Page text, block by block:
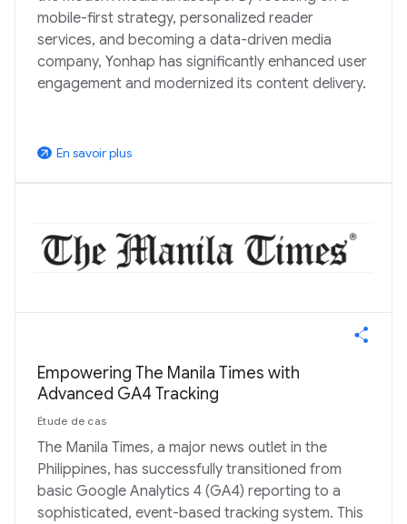
mobile-first strategy, personalized reader
services, and becoming a data-driven media
company, Yonhap has significantly enhanced user
engagement and modernized its content delivery.
arrow_outward En savoir plus
Empowering The Manila Times with
Advanced GA4 Tracking
Étude de cas
The Manila Times, a major news outlet in the
Philippines, has successfully transitioned from
basic Google Analytics 4 (GA4) reporting to a
sophisticated, event-based tracking system. This